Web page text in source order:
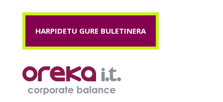
HARPIDETU GURE BULETINERA